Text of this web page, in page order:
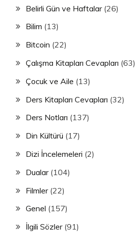
Belirli Gün ve Haftalar(26)
Bilim (13)
Bitcoin (22)
Çalışma Kitapları Cevapları (63)
Çocuk ve Aile (13)
Ders Kitapları Cevapları (32)
Ders Notları (137)
Din Kültürü (17)
Dizi İncelemeleri (2)
Dualar(104)
Filmler(22)
Genel (157)
İlgili Sözler(91)